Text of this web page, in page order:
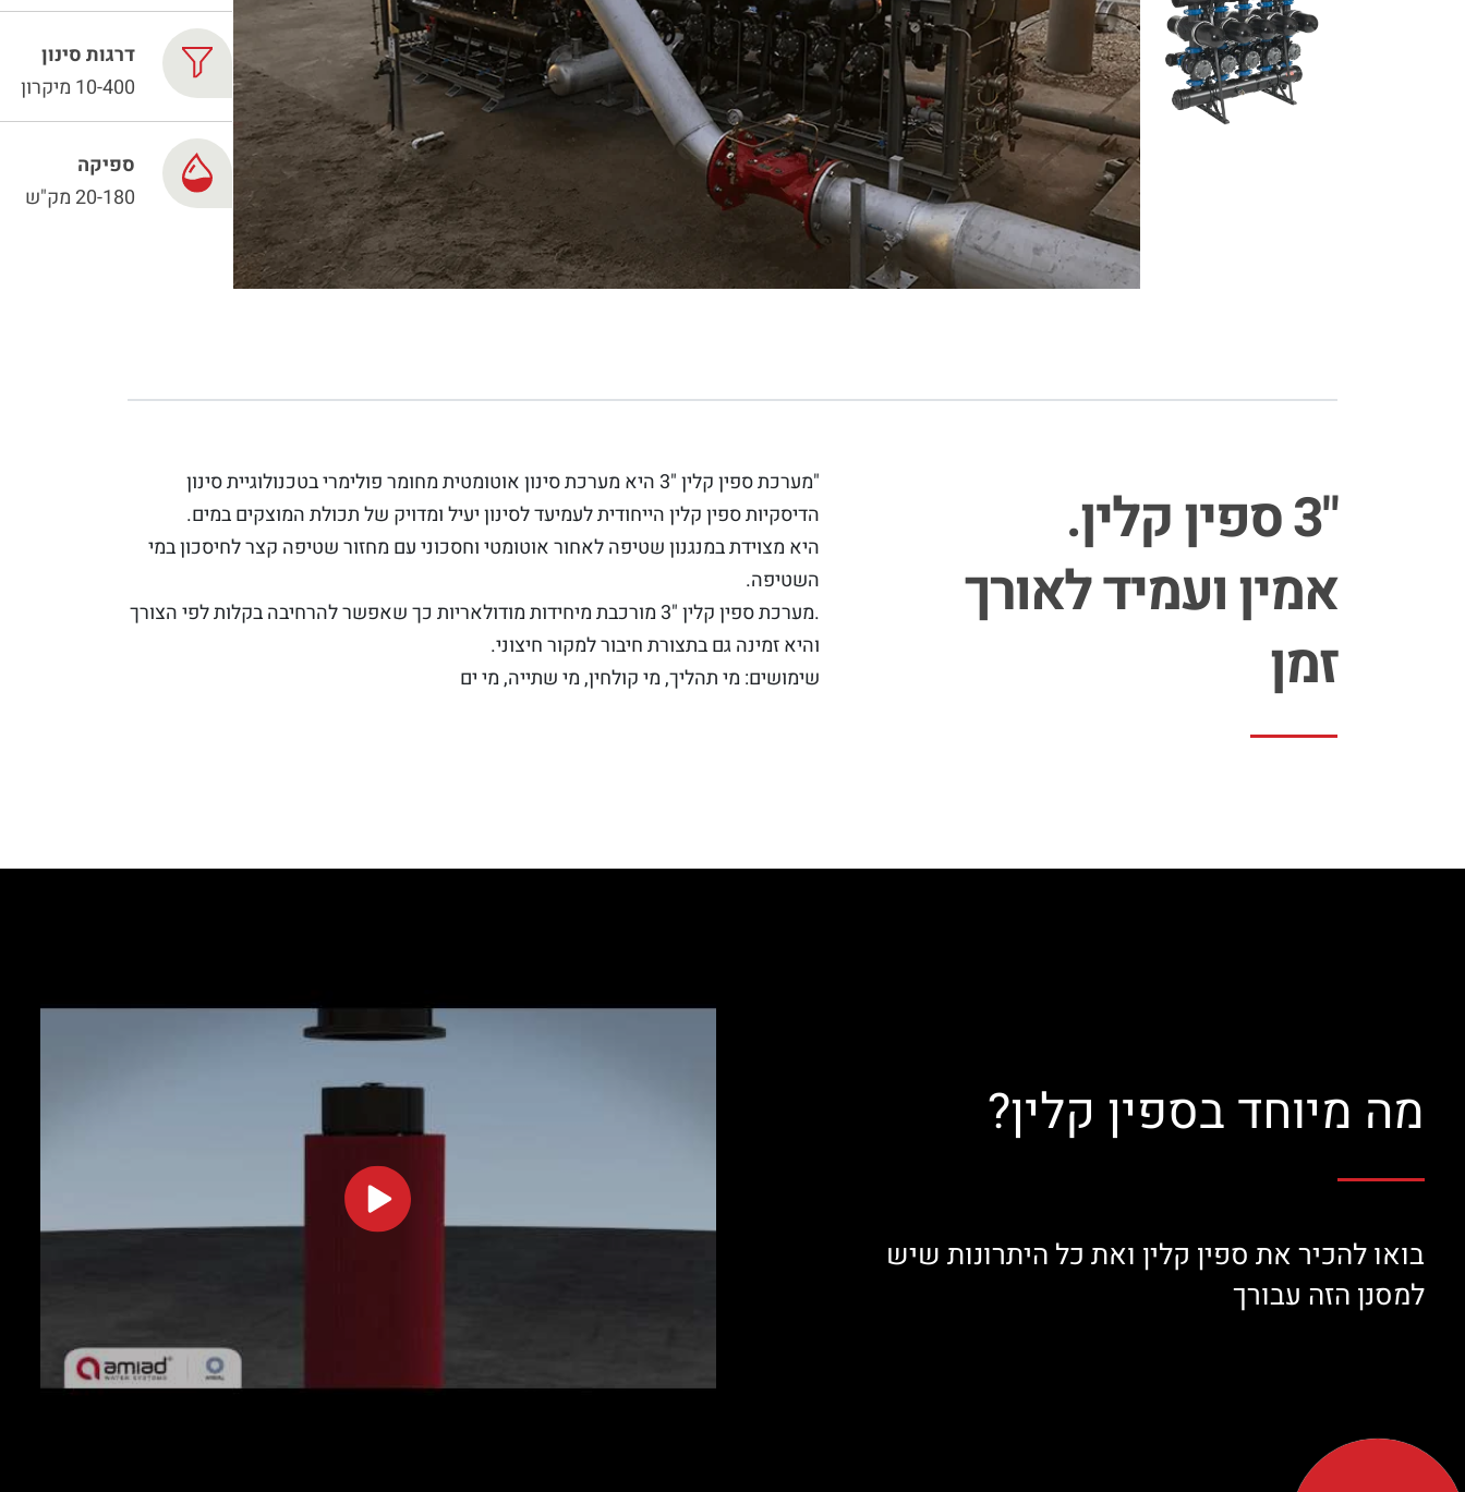
דרגות סינון
10-400 מיקרון
ספיקה
20-180 מק"ש
"3 ספין קלין.
אמין ועמיד לאורך
זמן
"מערכת ספין קלין "3 היא מערכת סינון אוטומטית מחומר פולימרי בטכנולוגיית סינון
הדיסקיות ספין קלין הייחודית לעמיעד לסינון יעיל ומדויק של תכולת המוצקים במים.
היא מצוידת במנגנון שטיפה לאחור אוטומטי וחסכוני עם מחזור שטיפה קצר לחיסכון במי
השטיפה.
.מערכת ספין קלין "3 מורכבת מיחידות מודולאריות כך שאפשר להרחיבה בקלות לפי הצורך
והיא זמינה גם בתצורת חיבור למקור חיצוני.
שימושים: מי תהליך, מי קולחין, מי שתייה, מי ים
מה מיוחד בספין קלין?
בואו להכיר את ספין קלין ואת כל היתרונות שיש
למסנן הזה עבורך